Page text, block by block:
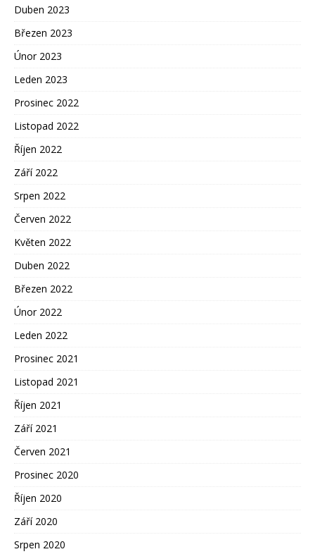
Duben 2023
Březen 2023
Únor 2023
Leden 2023
Prosinec 2022
Listopad 2022
Říjen 2022
Září 2022
Srpen 2022
Červen 2022
Květen 2022
Duben 2022
Březen 2022
Únor 2022
Leden 2022
Prosinec 2021
Listopad 2021
Říjen 2021
Září 2021
Červen 2021
Prosinec 2020
Říjen 2020
Září 2020
Srpen 2020